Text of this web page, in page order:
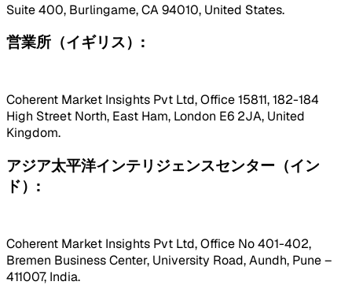
Suite 400, Burlingame, CA 94010, United States.
営業所（イギリス）:
Coherent Market Insights Pvt Ltd, Office 15811, 182-184
High Street North, East Ham, London E6 2JA, United
Kingdom.
アジア太平洋インテリジェンスセンター（イン
ド）:
Coherent Market Insights Pvt Ltd, Office No 401-402,
Bremen Business Center, University Road, Aundh, Pune –
411007, India.